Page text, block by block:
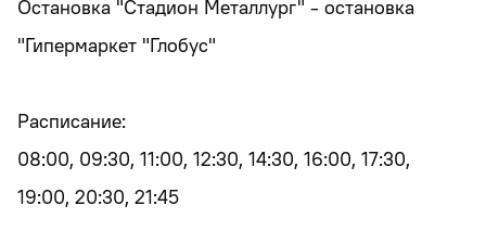
Остановка "Стадион Металлург" - остановка
"Гипермаркет "Глобус"
Расписание:
08:00, 09:30, 11:00, 12:30, 14:30, 16:00, 17:30,
19:00, 20:30, 21:45